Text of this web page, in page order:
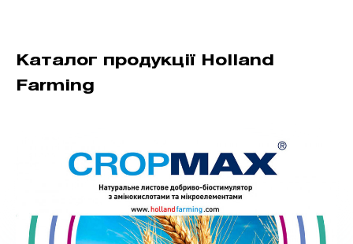
Каталог продукції Holland
Farming